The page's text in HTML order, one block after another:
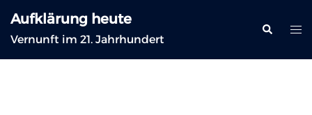
Inhalt
springen
Aufklärung heute
Vernunft im 21. Jahrhundert
Suche